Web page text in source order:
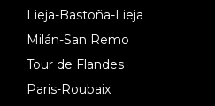
Lieja-Bastoña-Lieja
Milán-San Remo
Tour de Flandes
Paris-Roubaix